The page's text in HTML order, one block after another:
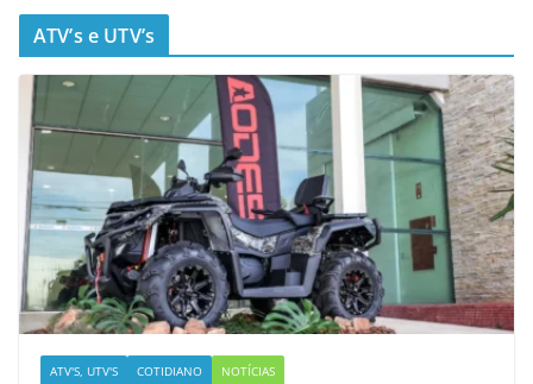
ATV’s e UTV’s
ATV'S, UTV'S COTIDIANO NOTÍCIAS